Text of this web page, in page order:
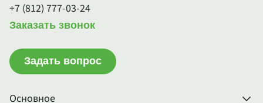
Основное
+7 (812) 777-03-24
Заказать звонок
Задать вопрос